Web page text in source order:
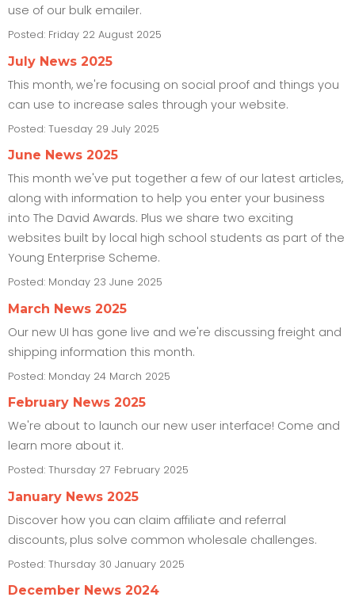
use of our bulk emailer.
Posted: Friday 22 August 2025
July News 2025
This month, we're focusing on social proof and things you
can use to increase sales through your website.
Posted: Tuesday 29 July 2025
June News 2025
This month we've put together a few of our latest articles,
along with information to help you enter your business
into The David Awards. Plus we share two exciting
websites built by local high school students as part of the
Young Enterprise Scheme.
Posted: Monday 23 June 2025
March News 2025
Our new UI has gone live and we're discussing freight and
shipping information this month.
Posted: Monday 24 March 2025
February News 2025
We're about to launch our new user interface! Come and
learn more about it.
Posted: Thursday 27 February 2025
January News 2025
Discover how you can claim affiliate and referral
discounts, plus solve common wholesale challenges.
Posted: Thursday 30 January 2025
December News 2024